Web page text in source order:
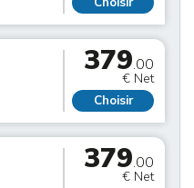
379.00
€ Net
Choisir
379.00
€ Net